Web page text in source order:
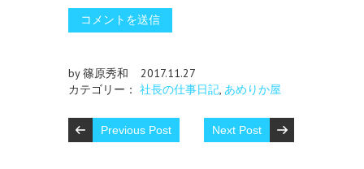
by 篠原秀和
2017.11.27
カテゴリー： 社長の仕事日記, あめりか屋
Previous Post Next Post